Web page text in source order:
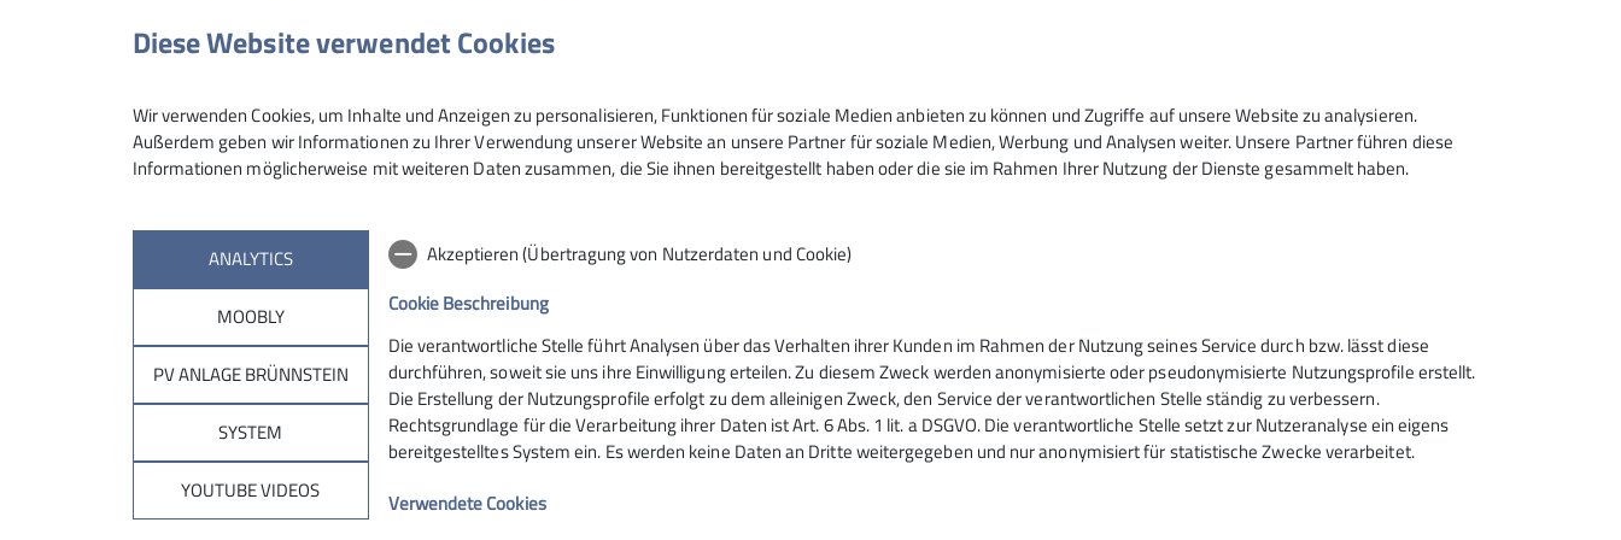
© DAV Sektion Rosenheim - Christoph Schnurr
Sektion
Mitglied werden
Spenden
Brünnsteinhaus
Hüttentarife
Online-Reservierung
Kontakt
Hochrieshütte
Hüttentarife
Reservierung - Buchung
Sektion Rosenheim des
Deutschen Alpenvereins e.V.
Von-der-Tann-Str. 1 a
83022 Rosenheim
Diese Website verwendet Cookies
Wir verwenden Cookies, um Inhalte und Anzeigen zu personalisieren, Funktionen für soziale Medien anbieten zu können und Zugriffe auf unsere Website zu analysieren.
Außerdem geben wir Informationen zu Ihrer Verwendung unserer Website an unsere Partner für soziale Medien, Werbung und Analysen weiter. Unsere Partner führen diese
Informationen möglicherweise mit weiteren Daten zusammen, die Sie ihnen bereitgestellt haben oder die sie im Rahmen Ihrer Nutzung der Dienste gesammelt haben.
ANALYTICS
MOOBLY
PV ANLAGE BRÜNNSTEIN
SYSTEM
YOUTUBE VIDEOS
Akzeptieren (Übertragung von Nutzerdaten und Cookie)
Cookie Beschreibung
Die verantwortliche Stelle führt Analysen über das Verhalten ihrer Kunden im Rahmen der Nutzung seines Service durch bzw. lässt diese
durchführen, soweit sie uns ihre Einwilligung erteilen. Zu diesem Zweck werden anonymisierte oder pseudonymisierte Nutzungsprofile erstellt.
Die Erstellung der Nutzungsprofile erfolgt zu dem alleinigen Zweck, den Service der verantwortlichen Stelle ständig zu verbessern.
Rechtsgrundlage für die Verarbeitung ihrer Daten ist Art. 6 Abs. 1 lit. a DSGVO. Die verantwortliche Stelle setzt zur Nutzeranalyse ein eigens
bereitgestelltes System ein. Es werden keine Daten an Dritte weitergegeben und nur anonymisiert für statistische Zwecke verarbeitet.
Verwendete Cookies